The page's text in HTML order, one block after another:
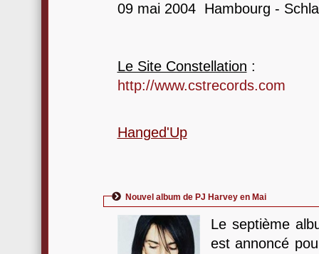
09 mai 2004 Hambourg -
Le Site Constellation :
http://www.cstrecords.com
Hanged'Up
Nouvel album de PJ Harvey en Mai
Le septième
est annoncé